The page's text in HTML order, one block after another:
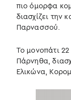
πιο όμορφα
διασχίζει την
Παρνασσού.
Το μονοπάτι
Πάρνηθα,
Ελικώνα,